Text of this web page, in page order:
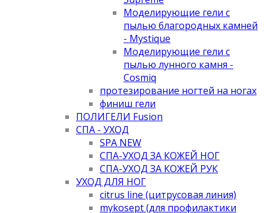
Моделирующие гели с
пылью благородных камней
- Mystique
Моделирующие гели с
пылью лунного камня -
Cosmiq
протезирование ногтей на ногах
финиш гели
ПОЛИГЕЛИ Fusion
СПА - УХОД
SPA NEW
СПА-УХОД ЗА КОЖЕЙ НОГ
СПА-УХОД ЗА КОЖЕЙ РУК
УХОД ДЛЯ НОГ
citrus line (цитрусовая линия)
mykosept (для профилактики